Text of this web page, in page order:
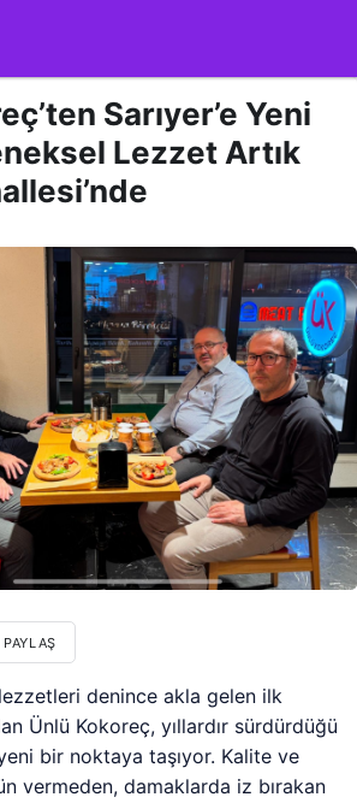
Sarıyer’e Yeni
Lezzet Artık
PAYLAŞ
denince akla gelen ilk
Ünlü Kokoreç, yıllardır sürdürdüğü
bir noktaya taşıyor. Kalite ve
vermeden, damaklarda iz bırakan